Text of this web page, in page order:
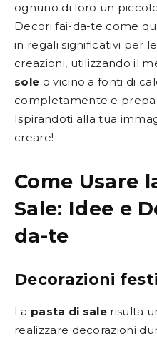
ognuno di loro un
Decori fai-da-te come
in regali significativi per
creazioni, utilizzando il
sole o vicino a fonti di
completamente e
Ispirandoti alla tua
creare!
Come Usare
Sale: Idee e
da-te
Decorazioni
La pasta di sale risulta
realizzare decorazioni